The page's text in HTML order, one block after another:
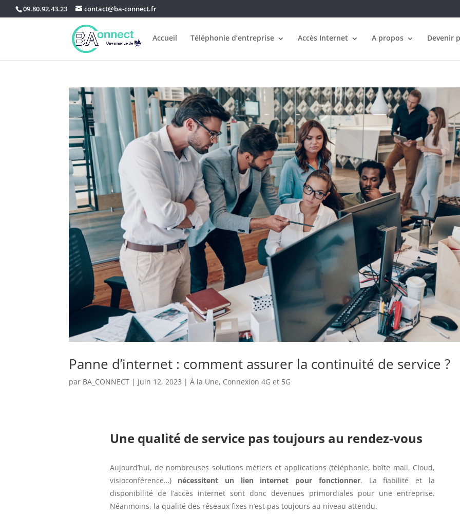
09.80.92.43.23 contact@ba-connect.fr
Accueil Téléphonie d’entreprise Accès Internet A propos Devenir
Panne d’internet : comment assurer la continuité de service ?
par BA_CONNECT | Juin 12, 2023 |À la Une, Connexion 4G et 5G
Une qualité de service pas toujours au rendez-vous
Aujourd’hui, de nombreuses solutions métiers et applications (téléphonie, boîte mail, Cloud,
visioconférence…) nécessitent un lien internet pour fonctionner. La fiabilité et la
disponibilité de l’accès internet sont donc devenues primordiales pour une entreprise.
Néanmoins, la qualité des réseaux fixes n’est pas toujours au niveau attendu.